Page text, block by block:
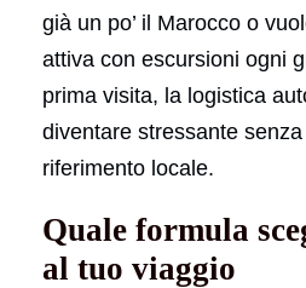
già un po’ il Marocco o
attiva con escursioni ogni
prima visita, la logistica
diventare stressante
riferimento locale.
Quale formula
al tuo viaggio